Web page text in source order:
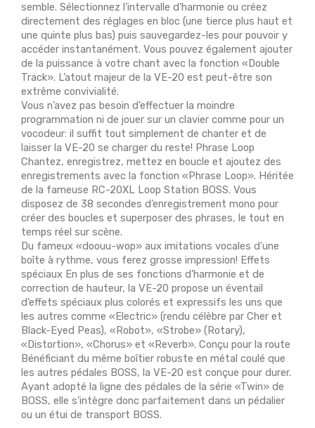
semble. Sélectionnez l’intervalle d’harmonie ou créez
directement des réglages en bloc (une tierce plus haut et
une quinte plus bas) puis sauvegardez-les pour pouvoir y
accéder instantanément. Vous pouvez également ajouter
de la puissance à votre chant avec la fonction «Double
Track». L’atout majeur de la VE-20 est peut-être son
extrême convivialité.
Vous n’avez pas besoin d’effectuer la moindre
programmation ni de jouer sur un clavier comme pour un
vocodeur: il suffit tout simplement de chanter et de
laisser la VE-20 se charger du reste! Phrase Loop
Chantez, enregistrez, mettez en boucle et ajoutez des
enregistrements avec la fonction «Phrase Loop». Héritée
de la fameuse RC-20XL Loop Station BOSS. Vous
disposez de 38 secondes d’enregistrement mono pour
créer des boucles et superposer des phrases, le tout en
temps réel sur scène.
Du fameux «doouu-wop» aux imitations vocales d’une
boîte à rythme, vous ferez grosse impression! Effets
spéciaux En plus de ses fonctions d’harmonie et de
correction de hauteur, la VE-20 propose un éventail
d’effets spéciaux plus colorés et expressifs les uns que
les autres comme «Electric» (rendu célèbre par Cher et
Black-Eyed Peas), «Robot», «Strobe» (Rotary),
«Distortion», «Chorus» et «Reverb». Conçu pour la route
Bénéficiant du même boîtier robuste en métal coulé que
les autres pédales BOSS, la VE-20 est conçue pour durer.
Ayant adopté la ligne des pédales de la série «Twin» de
BOSS, elle s’intègre donc parfaitement dans un pédalier
ou un étui de transport BOSS.